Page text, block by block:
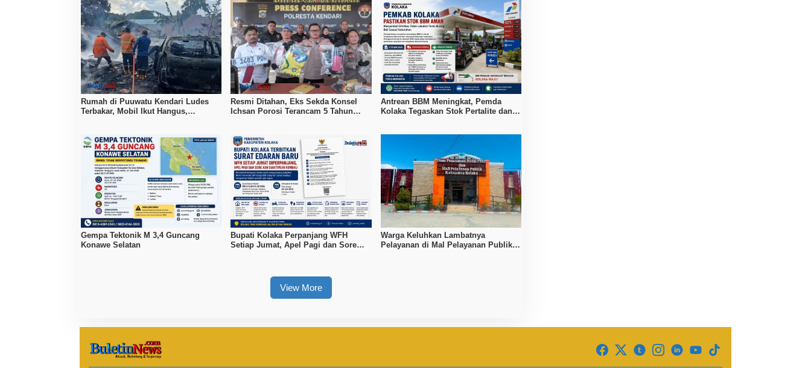
Rumah di Puuwatu Kendari Ludes
Terbakar, Mobil Ikut Hangus,
Resmi Ditahan, Eks Sekda Konsel
Ichsan Porosi Terancam 5 Tahun
Antrean BBM Meningkat, Pemda
Kolaka Tegaskan Stok Pertalite dan
Gempa Tektonik M 3,4 Guncang
Konawe Selatan
Bupati Kolaka Perpanjang WFH
Setiap Jumat, Apel Pagi dan Sore
Warga Keluhkan Lambatnya
Pelayanan di Mal Pelayanan Publik
View More